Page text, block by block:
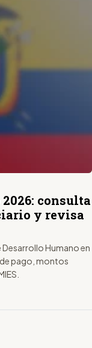
consulta
y revisa
Humano en
pago, montos